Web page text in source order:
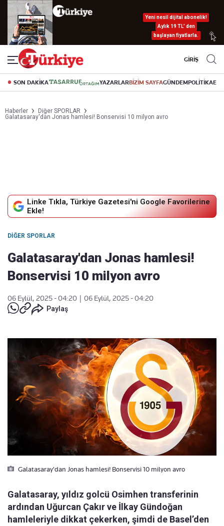
Yeni nesil dijital abonelik!
Aylık 19 TL’ den
başlayan fiyatlarla.
GİRİŞ
SON DAKİKA YAZARLARBİZİM SAYFAGÜNDEMPOLİTİKA
Haberler
Diğer SPORLAR
Galatasaray'dan Jonas hamlesi! Bonservisi 10 milyon avro
Linke Tıkla, Türkiye Gazetesi'ni Google Favorilerine
Ekle!
DIĞER SPORLAR
Galatasaray'dan Jonas hamlesi!
Bonservisi 10 milyon avro
06 Eylül, 2025 - 04:20
06 Eylül, 2025 - 04:20
Paylaş
Galatasaray'dan Jonas hamlesi! Bonservisi 10 milyon avro
Galatasaray, yıldız golcü Osimhen transferinin
ardından Uğurcan Çakır ve İlkay Gündoğan
hamleleriyle dikkat çekerken, şimdi de Basel’den